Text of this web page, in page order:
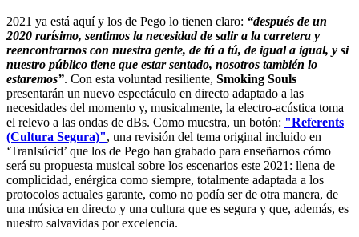
2021 ya está aquí y los de Pego lo tienen claro: “después de un
2020 rarísimo, sentimos la necesidad de salir a la carretera y
reencontrarnos con nuestra gente, de tú a tú, de igual a igual, y si
nuestro público tiene que estar sentado, nosotros también lo
estaremos”. Con esta voluntad resiliente, Smoking Souls
presentarán un nuevo espectáculo en directo adaptado a las
necesidades del momento y, musicalmente, la electro-acústica toma
el relevo a las ondas de dBs. Como muestra, un botón: "Referents
(Cultura Segura)", una revisión del tema original incluido en
‘Tranlsúcid’ que los de Pego han grabado para enseñarnos cómo
será su propuesta musical sobre los escenarios este 2021: llena de
complicidad, enérgica como siempre, totalmente adaptada a los
protocolos actuales garante, como no podía ser de otra manera, de
una música en directo y una cultura que es segura y que, además, es
nuestro salvavidas por excelencia.